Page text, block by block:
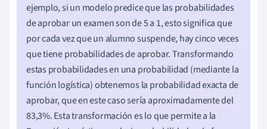
ejemplo, si un modelo predice que las probabilidades
de aprobar un examen son de 5 a 1, esto significa que
por cada vez que un alumno suspende, hay cinco veces
que tiene probabilidades de aprobar. Transformando
estas probabilidades en una probabilidad (mediante la
función logística) obtenemos la probabilidad exacta de
aprobar, que en este caso sería aproximadamente del
83,3%. Esta transformación es lo que permite a la